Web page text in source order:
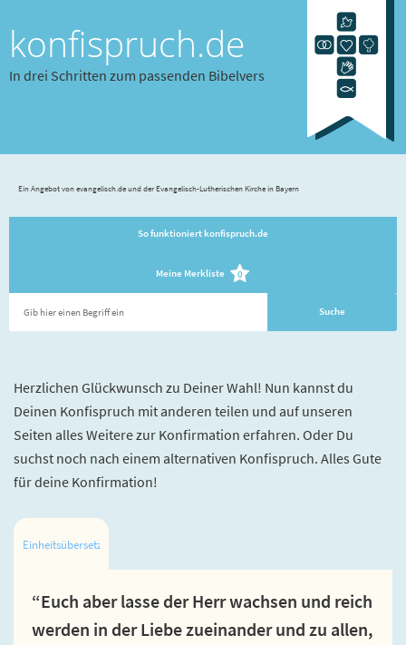
konfispruch.de
In drei Schritten zum passenden Bibelvers
Ein Angebot von evangelisch.de und der Evangelisch-Lutherischen Kirche in Bayern
So funktioniert konfispruch.de
Meine Merkliste 0
Herzlichen Glückwunsch zu Deiner Wahl! Nun kannst du
Deinen Konfispruch mit anderen teilen und auf unseren
Seiten alles Weitere zur Konfirmation erfahren. Oder Du
suchst noch nach einem alternativen Konfispruch. Alles Gute
für deine Konfirmation!
Einheitsübersetzung
“Euch aber lasse der Herr wachsen und reich
werden in der Liebe zueinander und zu allen,